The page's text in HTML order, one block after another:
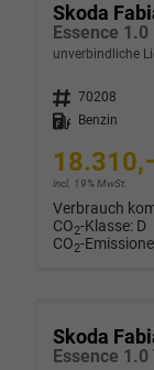
Skoda
Essence
unverbindliche
Fahrzeugnr. 70208
Kraftstoff
Benzin
incl. 19% MwSt.
Verbrauch
CO2-Klasse: D
CO2-
Skoda
Essence